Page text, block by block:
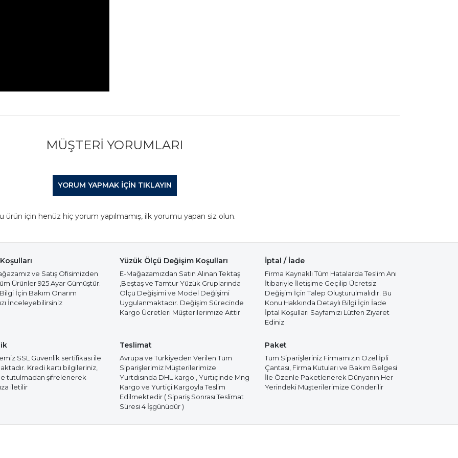
MÜŞTERI YORUMLARI
YORUM YAPMAK IÇIN TIKLAYIN
ürün için henüz hiç yorum yapılmamış, ilk yorumu yapan siz olun.
ve Satış Ofisimizden
Ürünler 925 Ayar Gümüştür.
İçin Bakım Onarım
İnceleyebilirsiniz
Yüzük Ölçü Değişim Koşulları
E-Mağazamızdan Satın Alınan Tektaş
,Beştaş ve Tamtur Yüzük Gruplarında
Ölçü Değişimi ve Model Değişimi
Uygulanmaktadır. Değişim Sürecinde
Kargo Ücretleri Müşterilerimize Aittir
İptal / İade
Firma Kaynaklı Tüm Hatalarda Teslim Anı
İtibariyle İletişime Geçilip Ücretsiz
Değişim İçin Talep Oluşturulmalıdır. Bu
Konu Hakkında Detaylı Bilgi İçin İade
İptal Koşulları Sayfamızı Lütfen Ziyaret
Ediniz
SSL Güvenlik sertifikası ile
Kredi kartı bilgileriniz,
tutulmadan şifrelenerek
iletilir
Teslimat
Avrupa ve Türkiyeden Verilen Tüm
Siparişlerimiz Müşterilerimize
Yurtdısında DHL kargo , Yurtiçinde Mng
Kargo ve Yurtiçi Kargoyla Teslim
Edilmektedir ( Sipariş Sonrası Teslimat
Süresi 4 İşgünüdür )
Paket
Tüm Siparişleriniz Firmamızın Özel İpli
Çantası, Firma Kutuları ve Bakım Belgesi
İle Özenle Paketlenerek Dünyanın Her
Yerindeki Müşterilerimize Gönderilir